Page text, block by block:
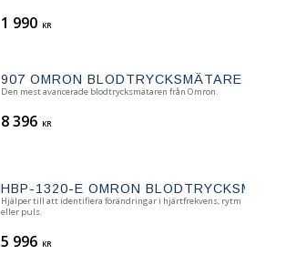
1 990 KR
907 OMRON BLODTRYCKSMÄTARE
Den mest avancerade blodtrycksmätaren från Omron.
8 396 KR
HBP-1320-E OMRON
Hjälper till att identifiera förändringar i hjärtfrekvens, rytm
eller puls.
5 996 KR